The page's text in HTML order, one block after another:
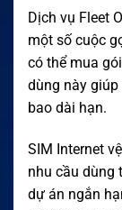
Dịch vụ Fleet
một số cuộc
có thể mua
dùng này
bao dài hạn.
SIM Internet
nhu cầu dùng
dự án ngắn